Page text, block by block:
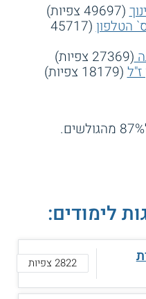
(49697 צפיות)
הטלפון (45717
(27369 צפיות)
(18179 צפיות)
לימודים:
2822 צפיות